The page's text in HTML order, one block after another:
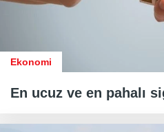
Ekonomi
En ucuz ve en pahalı